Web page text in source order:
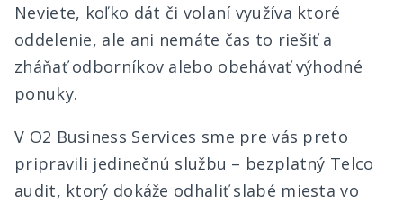
Neviete, koľko dát či volaní využíva ktoré
oddelenie, ale ani nemáte čas to riešiť a
zháňať odborníkov alebo obehávať výhodné
ponuky.
V O2 Business Services sme pre vás preto
pripravili jedinečnú službu – bezplatný Telco
audit, ktorý dokáže odhaliť slabé miesta vo